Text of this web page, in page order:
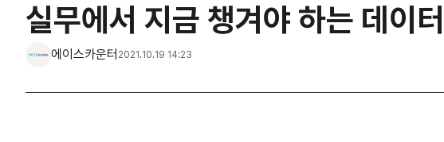
실무에서 지금 챙겨야 하는 데이
에이스카운터 2021.10.19 14:23